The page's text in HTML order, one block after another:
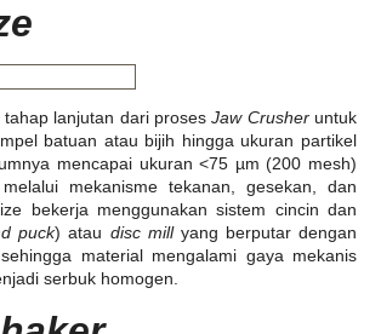
tahap lanjutan dari prosesJaw Crusheruntuk
batuan atau bijih hingga ukuran partikel
mencapai ukuran <75 µm (200 mesh)
mekanisme tekanan, gesekan, dan
bekerja menggunakan sistem cincin dan
puck) atau disc millyang berputar dengan
material mengalami gaya mekanis
serbuk homogen.